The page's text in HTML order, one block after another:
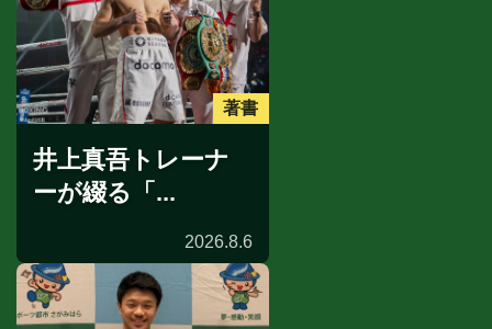
著書
井上真吾トレーナ
ーが綴る「...
2026.8.6